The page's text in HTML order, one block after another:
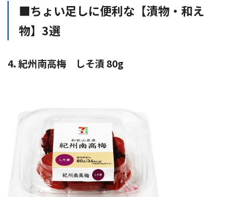
■ちょい足しに便利な【漬物・和え
物】3選
4. 紀州南高梅 しそ漬 80g